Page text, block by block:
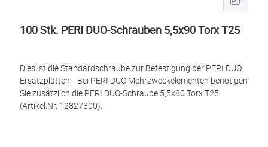
100 Stk. PERI DUO-Schrauben 5,5x90 Torx T25
Dies ist die Standardschraube zur Befestigung der PERI DUO
Ersatzplatten. Bei PERI DUO Mehrzweckelementen benötigen
Sie zusätzlich die PERI DUO-Schraube 5,5x80 Torx T25
(Artikel.Nr. 12827300).